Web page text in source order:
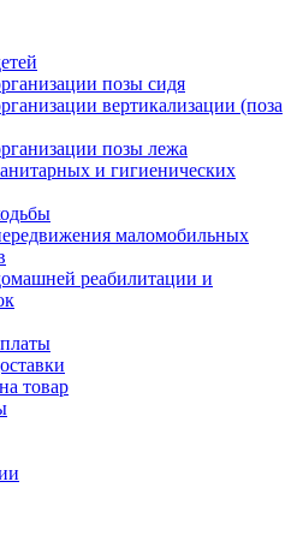
позы сидя
вертикализации (поза
позы лежа
и гигиенических
маломобильных
реабилитации и
товар